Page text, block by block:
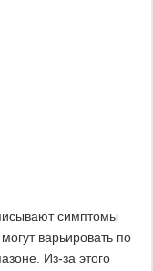
симптомы
варьировать по
Из-за этого